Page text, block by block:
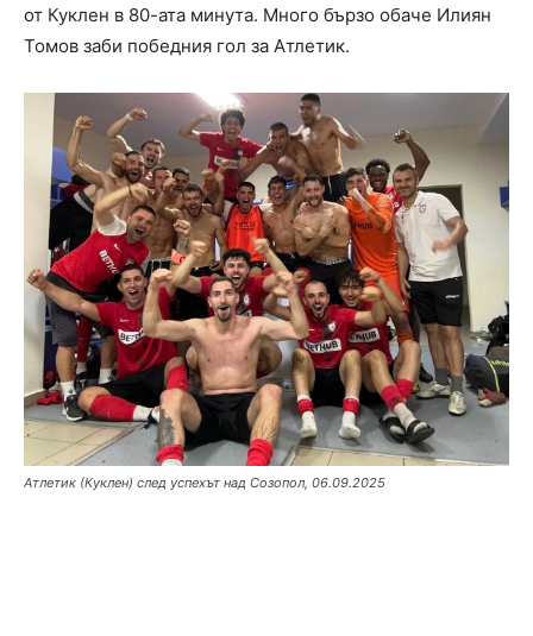
от Куклен в 80-ата минута. Много бързо обаче Илиян
Томов заби победния гол за Атлетик.
Атлетик (Куклен) след успехът над Созопол, 06.09.2025